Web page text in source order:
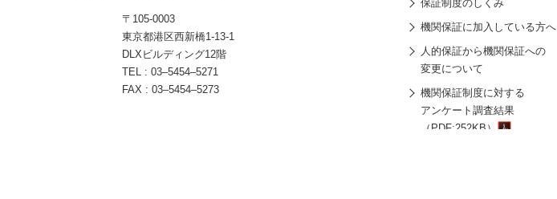
〒105-0003
東京都港区西新橋1-13-1
DLXビルディング12階
TEL : 03‒5454‒5271
FAX : 03‒5454‒5273
保証制度のしくみ
機関保証に加入している方へ
人的保証から機関保証への
変更について
機関保証制度に対する
アンケート調査結果
（PDF:252KB）